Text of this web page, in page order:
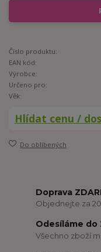
Číslo produktu:
EAN kód:
Výrobce:
Určeno pro:
Věk:
Hlídat cenu /
Do oblíbených
Doprava
Objednejte za
Odesíláme do
Všechno zboží